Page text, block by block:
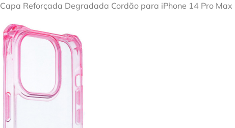
Capa Reforçada Degradada Cordão para iPhone 14 Pro Max